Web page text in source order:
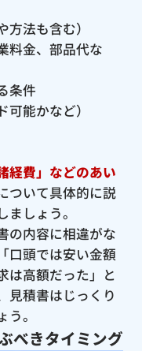
法も含む）
料金、部品代な
条件
能かなど）
経費」などのあい
ついて具体的に説
しょう。
の内容に相違がな
口頭では安い金額
は高額だった」と
見積書はじっくり
。
べきタイミング